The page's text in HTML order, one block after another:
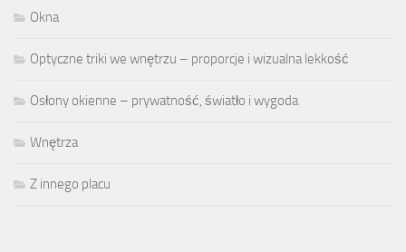
Okna
Optyczne triki we wnętrzu – proporcje i wizualna lekkość
Osłony okienne – prywatność, światło i wygoda
Wnętrza
Z innego placu